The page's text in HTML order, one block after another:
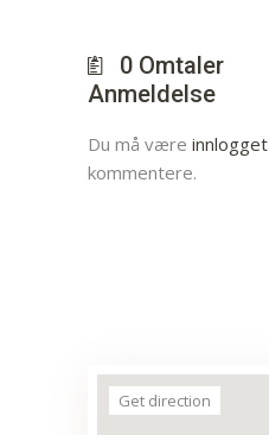
0 Omtaler
Anmeldelse
Du må være innlogget
kommentere.
Get direction